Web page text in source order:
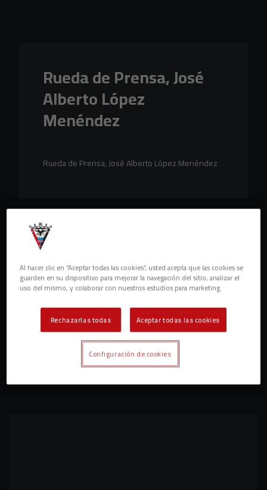
Rueda de Prensa, José
Alberto López
Menéndez
Rueda de Prensa, José Alberto López Menéndez
Al hacer clic en “Aceptar todas las cookies”, usted acepta que las cookies se
guarden en su dispositivo para mejorar la navegación del sitio, analizar el
uso del mismo, y colaborar con nuestros estudios para marketing.
Rechazarlas todas Aceptar todas las cookies
Configuración de cookies